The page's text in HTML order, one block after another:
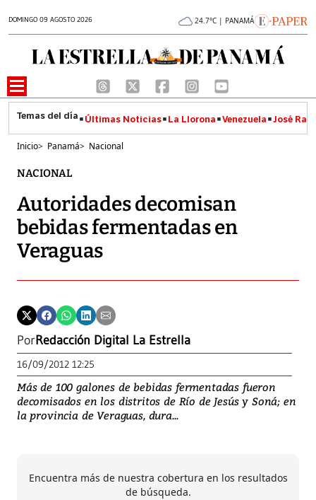
DOMINGO 09 AGOSTO 2026 24.7°C | PANAMÁ
Últimas Noticias La Llorona Venezuela José
Inicio> Panamá> Nacional
NACIONAL
Autoridades decomisan
bebidas fermentadas en
Veraguas
PorRedacción Digital La Estrella
16/09/2012 12:25
Más de 100 galones de bebidas fermentadas fueron
decomisados en los distritos de Río de Jesús y Soná; en
la provincia de Veraguas, dura...
Encuentra más de nuestra cobertura en los resultados
de búsqueda.